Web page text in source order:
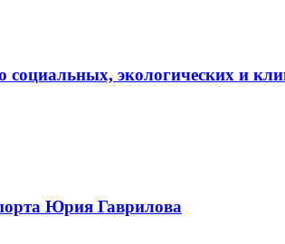
экологических и
Юрия Гаврилова